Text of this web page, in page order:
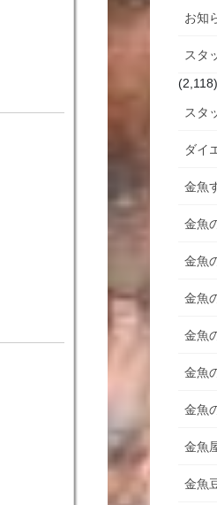
お知
スタ
(2,118)
スタ
ダイ
金魚
金魚
金魚
金魚
金魚
金魚
金魚
金魚
金魚